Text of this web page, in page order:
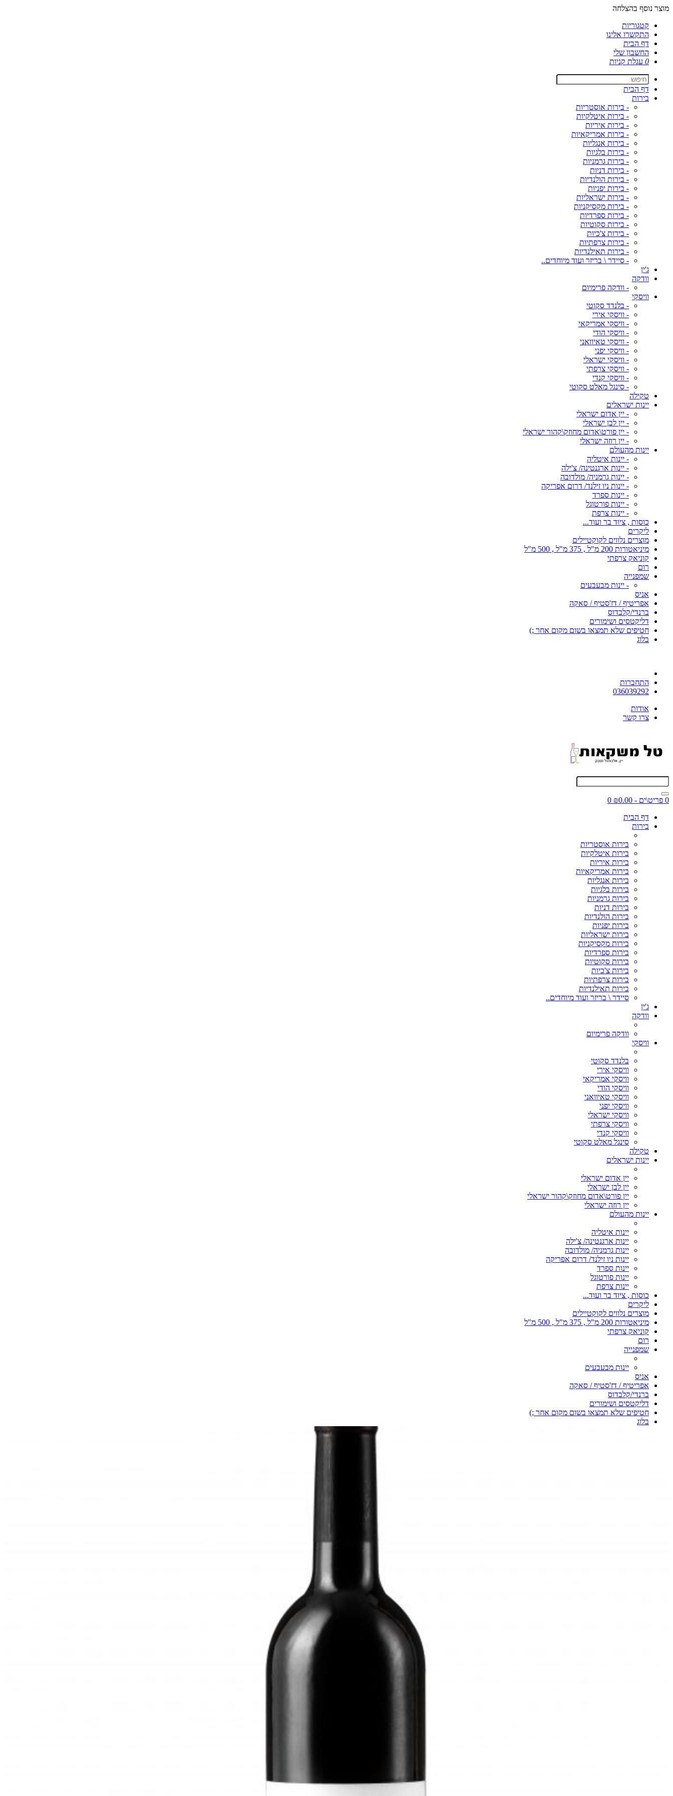
מוצר נוסף בהצלחה
קטגוריות
התקשרו אלינו
דף הבית
החשבון שלי
0 עגלת קניות
דף הבית
בירות
- בירות אוסטריות
- בירות איטלקיות
- בירות איריות
- בירות אמריקאיות
- בירות אנגליות
- בירות בלגיות
- בירות גרמניות
- בירות דניות
- בירות הולנדיות
- בירות יפניות
- בירות ישראליות
- בירות מקסיקניות
- בירות ספרדיות
- בירות סקוטיות
- בירות צ'כיות
- בירות צרפתיות
- בירות תאילנדיות
- סיידר \ בריזר ועוד מיוחדים..
ג'ין
וודקה
- וודקה פרימיום
וויסקי
- בלנדד סקוטי
- וויסקי אירי
- וויסקי אמריקאי
- וויסקי הודי
- וויסקי טאיוואני
- וויסקי יפני
- וויסקי ישראלי
- וויסקי צרפתי
- וויסקי קנדי
- סינגל מאלט סקוטי
טקילה
יינות ישראלים
- יין אדום ישראלי
- יין לבן ישראלי
- יין פורט\אדום מחוזק\קהור ישראלי
- יין רוזה ישראלי
יינות מהעולם
- יינות איטליה
- יינות ארגנטינה/ צ'ילה
- יינות גרמניה/ מולדובה
- יינות ניו זילנד/ דרום אפריקה
- יינות ספרד
- יינות פורטוגל
- יינות צרפת
כוסות , ציוד בר ועוד...
ליקרים
מוצרים נלווים לקוקטיילים
מיניאטורות 200 מ"ל , 375 מ"ל , 500 מ"ל
קוניאק צרפתי
רום
שמפנייה
- יינות מבעבעים
אניס
אפריטיף / דז'סטיף / סאקה
ברנדי/קלבדוס
דליקטסים ושימורים
חטיפים שלא תמצאו בשום מקום אחר ;)
בלוג
התחברות
036039292
אודות
צרו קשר
0 פריט\ים - ₪0.00
0
דף הבית
בירות
בירות אוסטריות
בירות איטלקיות
בירות איריות
בירות אמריקאיות
בירות אנגליות
בירות בלגיות
בירות גרמניות
בירות דניות
בירות הולנדיות
בירות יפניות
בירות ישראליות
בירות מקסיקניות
בירות ספרדיות
בירות סקוטיות
בירות צ'כיות
בירות צרפתיות
בירות תאילנדיות
סיידר \ בריזר ועוד מיוחדים..
ג'ין
וודקה
וודקה פרימיום
וויסקי
בלנדד סקוטי
וויסקי אירי
וויסקי אמריקאי
וויסקי הודי
וויסקי טאיוואני
וויסקי יפני
וויסקי ישראלי
וויסקי צרפתי
וויסקי קנדי
סינגל מאלט סקוטי
טקילה
יינות ישראלים
יין אדום ישראלי
יין לבן ישראלי
יין פורט\אדום מחוזק\קהור ישראלי
יין רוזה ישראלי
יינות מהעולם
יינות איטליה
יינות ארגנטינה/ צ'ילה
יינות גרמניה/ מולדובה
יינות ניו זילנד/ דרום אפריקה
יינות ספרד
יינות פורטוגל
יינות צרפת
כוסות , ציוד בר ועוד...
ליקרים
מוצרים נלווים לקוקטיילים
מיניאטורות 200 מ"ל , 375 מ"ל , 500 מ"ל
קוניאק צרפתי
רום
שמפנייה
יינות מבעבעים
אניס
אפריטיף / דז'סטיף / סאקה
ברנדי/קלבדוס
דליקטסים ושימורים
חטיפים שלא תמצאו בשום מקום אחר ;)
בלוג